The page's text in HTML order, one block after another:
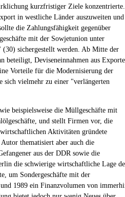
kurzfristiger Ziele konzentrierte.
in westliche Länder auszuweiten und
die Zahlungsfähigkeit gegenüber
mit der Sowjetunion unter
(30) sichergestellt werden. Ab Mitte der
beteiligt, Deviseneinnahmen aus
Vorteile für die Modernisierung der
sich vielmehr zu einer "verlängerten
beispielsweise die Müllgeschäfte mit
und stellt Firmen vor, die
Aktivitäten gründete
thematisiert aber auch die
aus der DDR sowie die
die schwierige wirtschaftliche Lage
um Sondergeschäfte mit der
1989 ein Finanzvolumen von